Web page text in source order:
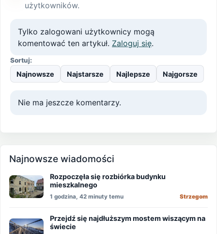
użytkowników.
Tylko zalogowani użytkownicy mogą
komentować ten artykuł. Zaloguj się.
Sortuj:
Najnowsze Najstarsze Najlepsze Najgorsze
Nie ma jeszcze komentarzy.
Najnowsze wiadomości
Rozpoczęła się rozbiórka budynku
mieszkalnego
1 godzina, 42 minuty temu Strzegom
Przejdź się najdłuższym mostem wiszącym na
świecie